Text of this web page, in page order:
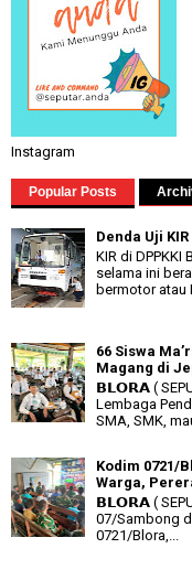
Instagram
Popular Posts
Denda Uji
KIR di
selama ini
bermotor atau
66 Siswa
Magang di
𝗕𝗟𝗢𝗥𝗔 (
Lembaga
SMA, SMK,
Kodim 0721/
Warga,
𝗕𝗟𝗢𝗥𝗔 (
07/Sambong
0721/Blora,...